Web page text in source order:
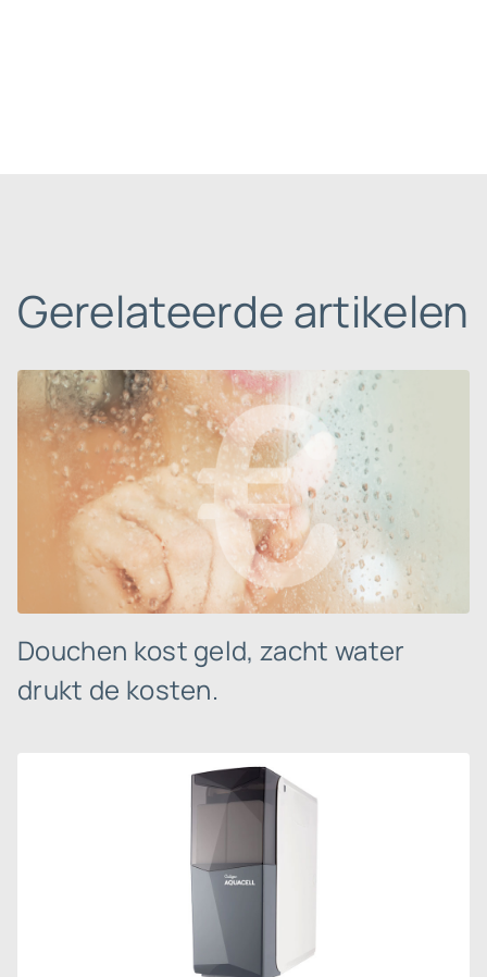
Gerelateerde artikelen
Douchen kost geld, zacht water
drukt de kosten.